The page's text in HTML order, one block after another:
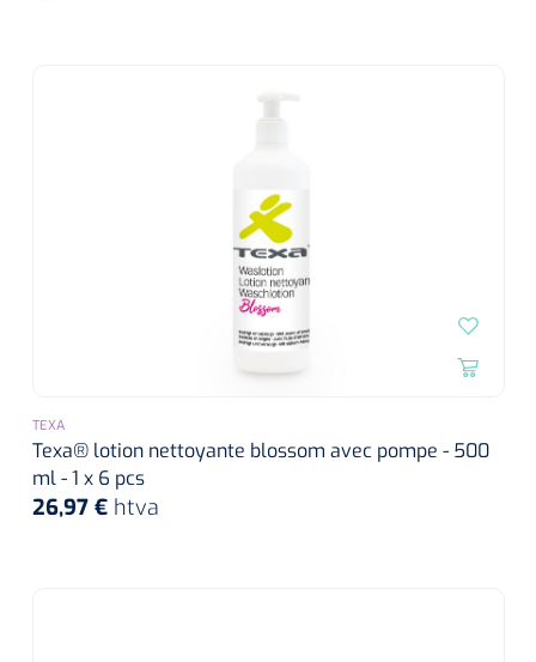
TEXA
Texa® lotion nettoyante blossom avec pompe - 500
ml - 1 x 6 pcs
26,97 € htva